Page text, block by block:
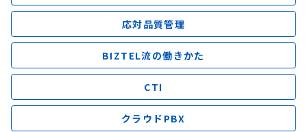
応対品質管理
BIZTEL流の働きかた
CTI
クラウドPBX